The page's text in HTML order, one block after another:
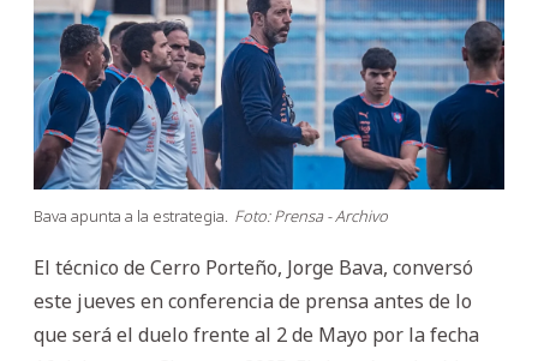
Bava apunta a la estrategia. Foto: Prensa - Archivo
El técnico de Cerro Porteño, Jorge Bava, conversó
este jueves en conferencia de prensa antes de lo
que será el duelo frente al 2 de Mayo por la fecha